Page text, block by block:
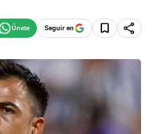
Seguir en